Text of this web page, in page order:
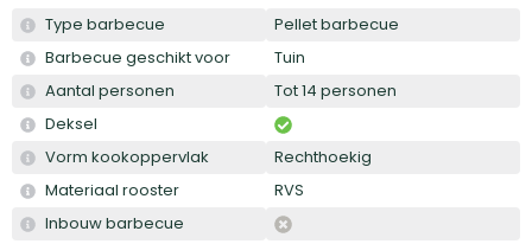
Type barbecue
Pellet barbecue
Barbecue geschikt voor
Tuin
Aantal personen
Tot 14 personen
Deksel
Vorm kookoppervlak
Rechthoekig
Materiaal rooster
RVS
Inbouw barbecue